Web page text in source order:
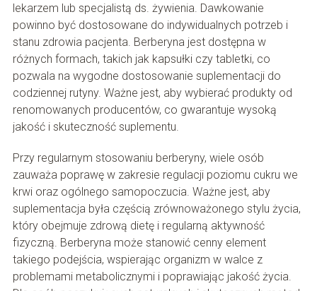
lekarzem lub specjalistą ds. żywienia. Dawkowanie
powinno być dostosowane do indywidualnych potrzeb i
stanu zdrowia pacjenta. Berberyna jest dostępna w
różnych formach, takich jak kapsułki czy tabletki, co
pozwala na wygodne dostosowanie suplementacji do
codziennej rutyny. Ważne jest, aby wybierać produkty od
renomowanych producentów, co gwarantuje wysoką
jakość i skuteczność suplementu.
Przy regularnym stosowaniu berberyny, wiele osób
zauważa poprawę w zakresie regulacji poziomu cukru we
krwi oraz ogólnego samopoczucia. Ważne jest, aby
suplementacja była częścią zrównoważonego stylu życia,
który obejmuje zdrową dietę i regularną aktywność
fizyczną. Berberyna może stanowić cenny element
takiego podejścia, wspierając organizm w walce z
problemami metabolicznymi i poprawiając jakość życia.